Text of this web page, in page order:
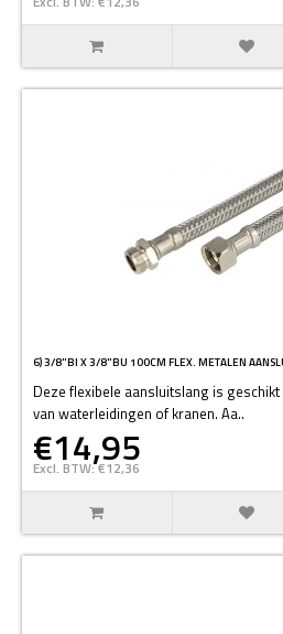
6) 3/8"BI X 3/8"BU 100CM FLEX. METALEN
Deze flexibele aansluitslang is
van waterleidingen of kranen. Aa..
€14,95
Excl. BTW: €12,36